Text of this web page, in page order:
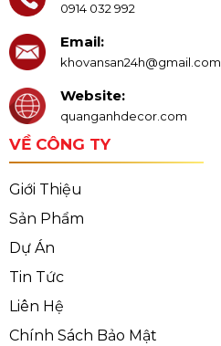
0914 032 992
Email:
khovansan24h@gmail.com
Website:
quanganhdecor.com
VỀ CÔNG TY
Giới Thiệu
Sản Phẩm
Dự Án
Tin Tức
Liên Hệ
Chính Sách Bảo Mật